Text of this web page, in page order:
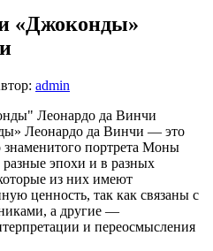
«Джоконды»
admin
Леонардо да Винчи — это
портрета Моны
эпохи и в разных
из них имеют
ценность, так как связаны с
а другие —
и переосмысления